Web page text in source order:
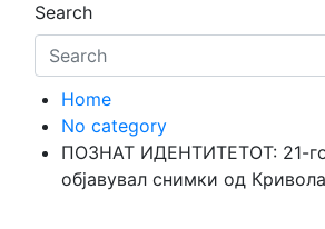
Search
Home
No category
ПОЗНАТ ИДЕНТИТЕТОТ: 21-
објавувал снимки од